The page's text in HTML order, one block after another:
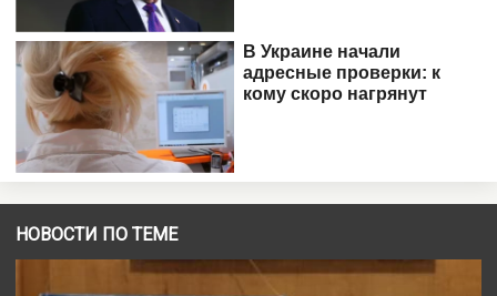
НОВОСТИ ПО ТЕМЕ